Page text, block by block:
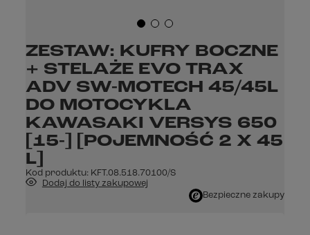
ZESTAW: KUFRY BOCZNE
+ STELAŻE EVO TRAX
ADV SW-MOTECH 45/45L
DO MOTOCYKLA
KAWASAKI VERSYS 650
[15-] [POJEMNOŚĆ 2 X 45
L]
Kod produktu: KFT.08.518.70100/S
Dodaj do listy zakupowej
Bezpieczne zakupy